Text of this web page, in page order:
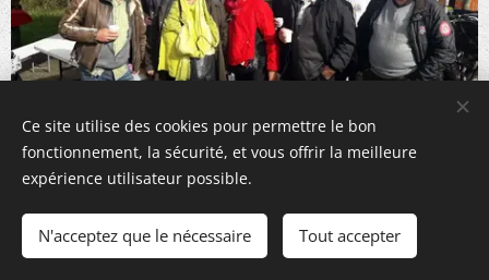
Le barnum ATF accueille ses adhérents lors du Run de
Ce site utilise des cookies pour permettre le bon
fonctionnement, la sécurité, et vous offrir la meilleure
expérience utilisateur possible.
N'acceptez que le nécessaire Tout accepter